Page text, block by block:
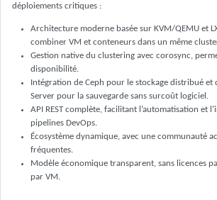
déploiements critiques :
Architecture moderne basée sur KVM/QEMU et
combiner VM et conteneurs dans un même
Gestion native du clustering avec corosync,
disponibilité.
Intégration de Ceph pour le stockage distribué et
Server pour la sauvegarde sans surcoût logiciel.
API REST complète, facilitant l’automatisation et
pipelines DevOps.
Écosystème dynamique, avec une communauté
fréquentes.
Modèle économique transparent, sans licences
par VM.